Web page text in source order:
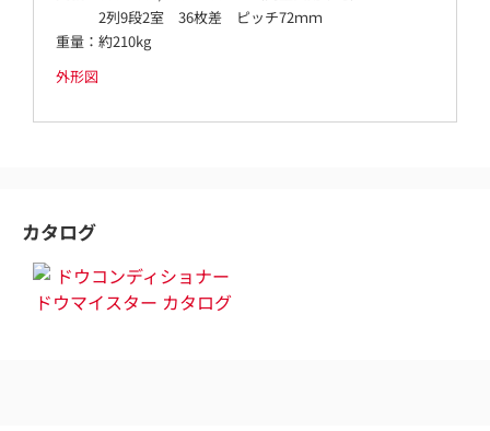
2列9段2室 36枚差 ピッチ72ｍｍ
重量：約210kg
外形図
カタログ